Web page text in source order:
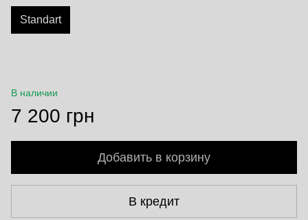
Standart
В наличии
7 200 грн
Добавить в корзину
В кредит